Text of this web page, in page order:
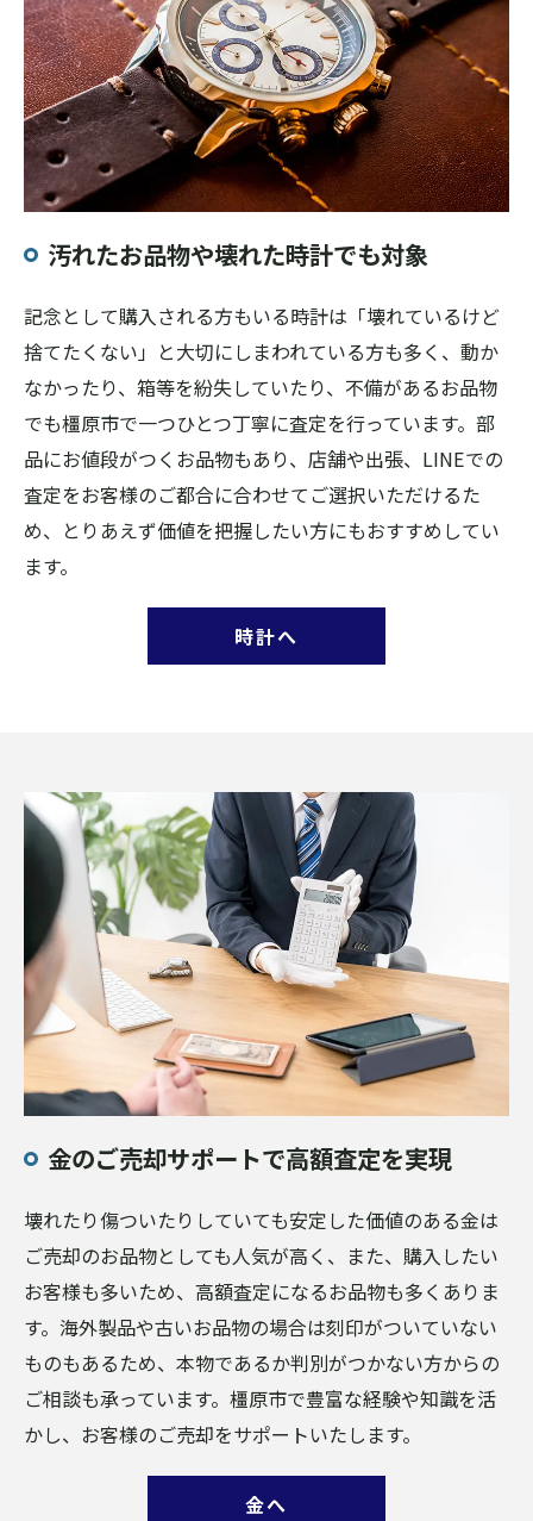
汚れたお品物や壊れた時計でも対象
記念として購入される方もいる時計は「壊れているけど
捨てたくない」と大切にしまわれている方も多く、動か
なかったり、箱等を紛失していたり、不備があるお品物
でも橿原市で一つひとつ丁寧に査定を行っています。部
品にお値段がつくお品物もあり、店舗や出張、LINEでの
査定をお客様のご都合に合わせてご選択いただけるた
め、とりあえず価値を把握したい方にもおすすめしてい
ます。
時計へ
金のご売却サポートで高額査定を実現
壊れたり傷ついたりしていても安定した価値のある金は
ご売却のお品物としても人気が高く、また、購入したい
お客様も多いため、高額査定になるお品物も多くありま
す。海外製品や古いお品物の場合は刻印がついていない
ものもあるため、本物であるか判別がつかない方からの
ご相談も承っています。橿原市で豊富な経験や知識を活
かし、お客様のご売却をサポートいたします。
金へ